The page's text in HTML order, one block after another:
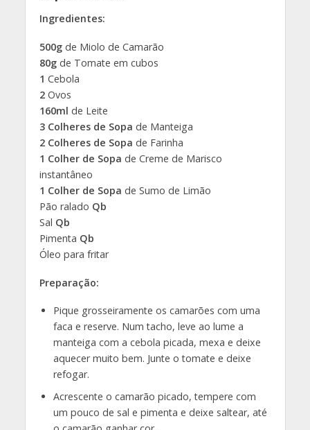
Ingredientes:
500gde Miolo de Camarão
80gde Tomate em cubos
1 Cebola
2Ovos
160ml de Leite
3 Colheres de Sopa de Manteiga
2 Colheres de Sopa de Farinha
1 Colher de Sopa de Creme de Marisco
instantâneo
1 Colher de Sopa de Sumo de Limão
Pão ralado Qb
Sal Qb
Pimenta Qb
Óleo para fritar
Preparação:
Pique grosseiramente os camarões com uma
faca e reserve. Num tacho, leve ao lume a
manteiga com a cebola picada, mexa e deixe
aquecer muito bem. Junte o tomate e deixe
refogar.
Acrescente o camarão picado, tempere com
um pouco de sal e pimenta e deixe saltear, até